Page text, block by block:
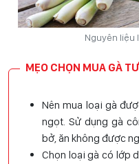
Nguyên liệu
MẸO CHỌN MUA GÀ
Nên mua loại gà
ngọt. Sử dụng gà
bở, ăn không được
Chọn loại gà có lớp